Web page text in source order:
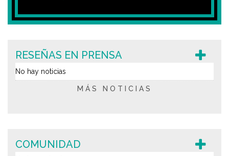
RESEÑAS EN PRENSA
No hay noticias
MÁS NOTICIAS
COMUNIDAD